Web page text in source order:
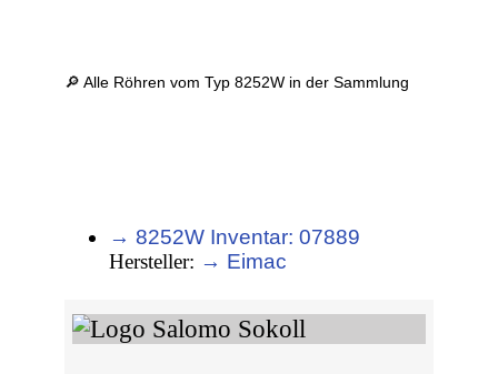
🔎 Alle Röhren vom Typ 8252W in der Sammlung
→ 8252W Inventar: 07889
Hersteller: → Eimac